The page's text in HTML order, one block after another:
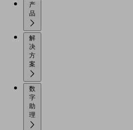
产
解
决
方
数
字
助